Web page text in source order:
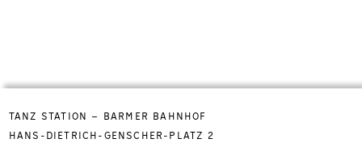
TANZ STATION – BARMER BAHNHOF
HANS-DIETRICH-GENSCHER-PLATZ 2